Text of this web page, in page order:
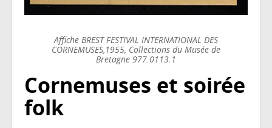
Affiche BREST FESTIVAL INTERNATIONAL DES
CORNEMUSES,1955, Collections du Musée de
Bretagne 977.0113.1
Cornemuses et soirée
folk